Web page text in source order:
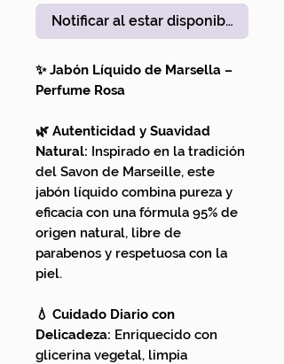
Notificar al estar disponible
✨ Jabón Líquido de Marsella –
Perfume Rosa
🌿 Autenticidad y Suavidad
Natural: Inspirado en la tradición
del Savon de Marseille, este
jabón líquido combina pureza y
eficacia con una fórmula 95% de
origen natural, libre de
parabenos y respetuosa con la
piel.
💧 Cuidado Diario con
Delicadeza: Enriquecido con
glicerina vegetal, limpia